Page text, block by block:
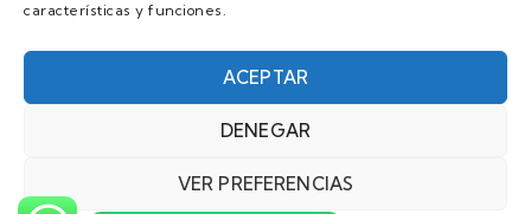
características y funciones.
ACEPTAR
DENEGAR
VER PREFERENCIAS
Contacto
Únete